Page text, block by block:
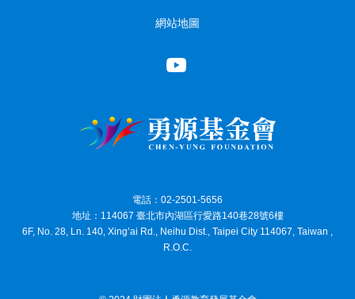
網站地圖
電話：02-2501-5656
地址：114067 臺北市內湖區行愛路140巷28號6樓
6F, No. 28, Ln. 140, Xing’ai Rd., Neihu Dist., Taipei City 114067, Taiwan ,
R.O.C.